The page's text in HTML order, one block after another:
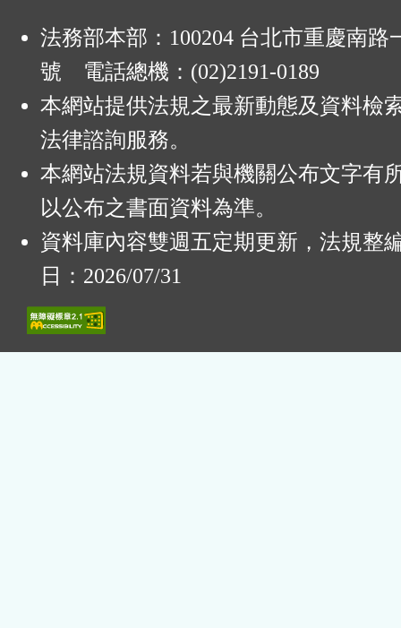
法務部本部：100204 台北市重慶南路
號 電話總機：(02)2191-0189
本網站提供法規之最新動態及資料檢
法律諮詢服務。
本網站法規資料若與機關公布文字有
以公布之書面資料為準。
資料庫內容雙週五定期更新，法規整
日：2026/07/31